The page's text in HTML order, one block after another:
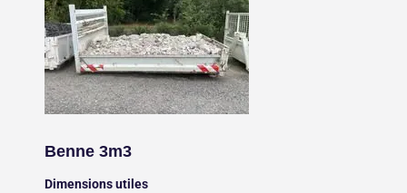
Benne 3m3
Dimensions utiles